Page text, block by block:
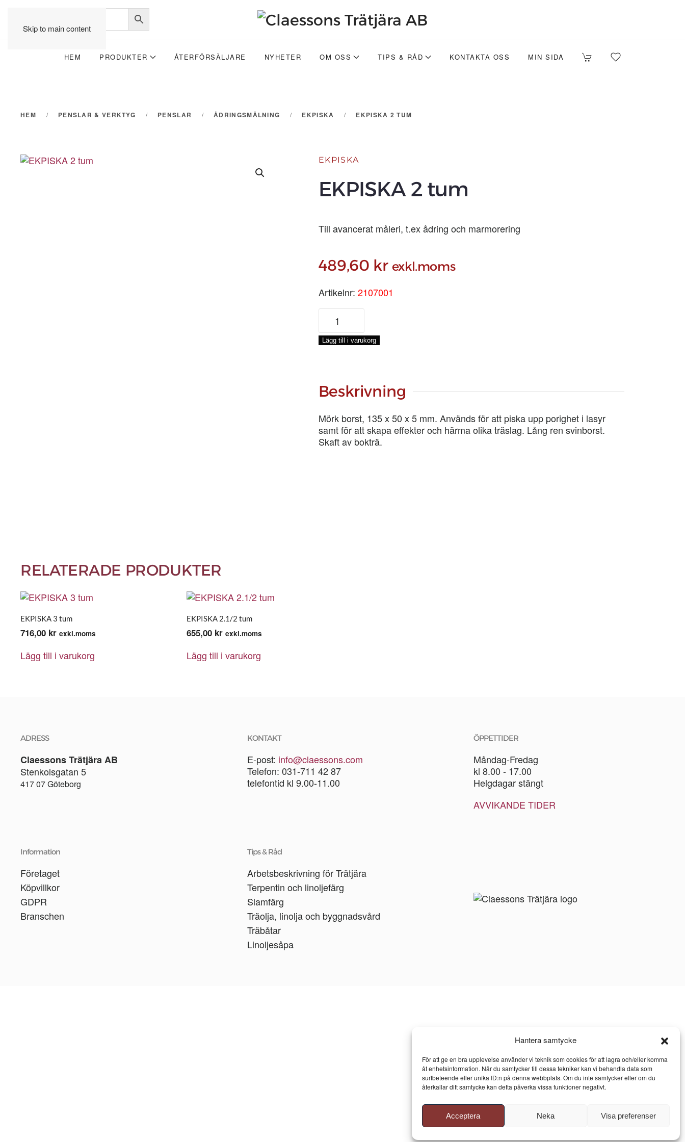
Hantera samtycke
För att ge en bra upplevelse använder vi teknik som cookies för att lagra och/eller komma
åt enhetsinformation. När du samtycker till dessa tekniker kan vi behandla data som
surfbeteende eller unika ID:n på denna webbplats. Om du inte samtycker eller om du
återkallar ditt samtycke kan detta påverka vissa funktioner negativt.
Acceptera Neka Visa preferenser
Skip to main content
HEM PRODUKTER ÅTERFÖRSÄLJARE NYHETER OM OSS TIPS & RÅD KONTAKTA OSS MIN SIDA
HEM PENSLAR & VERKTYG PENSLAR ÅDRINGSMÅLNING EKPISKA EKPISKA 2 TUM
EKPISKA
EKPISKA 2 tum
Till avancerat måleri, t.ex ådring och marmorering
489,60 kr exkl.moms
Artikelnr: 2107001
EKPISKA
tum
mängd
Lägg till i varukorg
Beskrivning
Mörk borst, 135 x 50 x 5 mm. Används för att piska upp porighet i lasyr
samt för att skapa effekter och härma olika träslag. Lång ren svinborst.
Skaft av bokträ.
RELATERADE PRODUKTER
EKPISKA 3 tum
716,00 kr exkl.moms
Lägg till i varukorg
EKPISKA 2.1/2 tum
655,00 kr exkl.moms
Lägg till i varukorg
ADRESS
Claessons Trätjära AB
Stenkolsgatan 5
417 07 Göteborg
KONTAKT
E-post: info@claessons.com
Telefon: 031-711 42 87
telefontid kl 9.00-11.00
ÖPPETTIDER
Måndag-Fredag
kl 8.00 - 17.00
Helgdagar stängt
AVVIKANDE TIDER
Information
Företaget
Köpvillkor
GDPR
Branschen
Tips & Råd
Arbetsbeskrivning för Trätjära
Terpentin och linoljefärg
Slamfärg
Träolja, linolja och byggnadsvård
Träbåtar
Linoljesåpa